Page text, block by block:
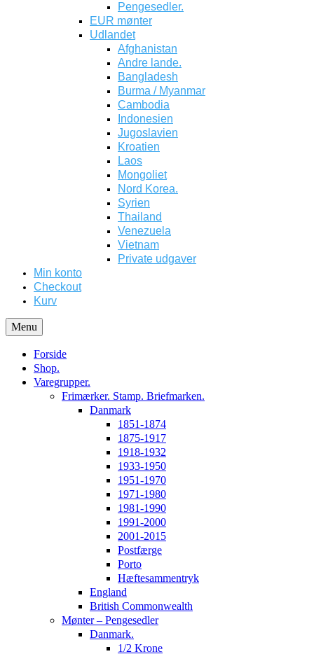
Pengesedler.
EUR mønter
Udlandet
Afghanistan
Andre lande.
Bangladesh
Burma / Myanmar
Cambodia
Indonesien
Jugoslavien
Kroatien
Laos
Mongoliet
Nord Korea.
Syrien
Thailand
Venezuela
Vietnam
Private udgaver
Min konto
Checkout
Kurv
Menu
Forside
Shop.
Varegrupper.
Frimærker. Stamp. Briefmarken.
Danmark
1851-1874
1875-1917
1918-1932
1933-1950
1951-1970
1971-1980
1981-1990
1991-2000
2001-2015
Postfærge
Porto
Hæftesammentryk
England
British Commonwealth
Mønter – Pengesedler
Danmark.
1/2 Krone